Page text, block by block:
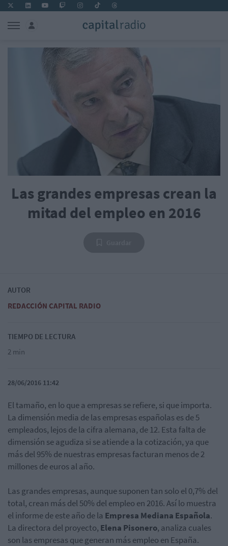
Las grandes empresas crean la
mitad del empleo en 2016
AUTOR
REDACCIÓN CAPITAL RADIO
TIEMPO DE LECTURA
2 min
28/06/2016 11:42
El tamaño, en lo que a empresas se refiere, si que importa.
La dimensión media de las empresas españolas es de 5
empleados, lejos de la cifra alemana, de 12. Esta falta de
dimensión se agudiza si se atiende a la cotización, ya que
más del 95% de nuestras empresas facturan menos de 2
millones de euros al año.
Las grandes empresas, aunque suponen tan solo el 0,7% del
total, crean más del 50% del empleo en 2016. Así lo muestra
el informe de este año de la Empresa Mediana Española.
La directora del proyecto, Elena Pisonero, analiza cuales
son las empresas que generan más empleo en España.